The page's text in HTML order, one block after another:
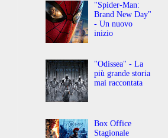
"Spider-Man:
Brand New Day"
- Un nuovo
inizio
"Odissea" - La
più grande storia
mai raccontata
Box Office
Stagionale